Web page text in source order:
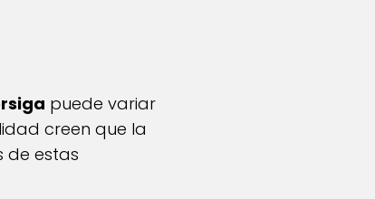
puede variar
creen que la
de estas